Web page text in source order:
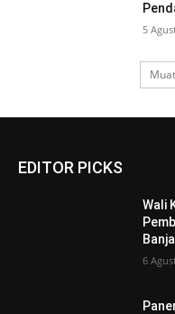
5
EDITOR PICKS
Wali
6